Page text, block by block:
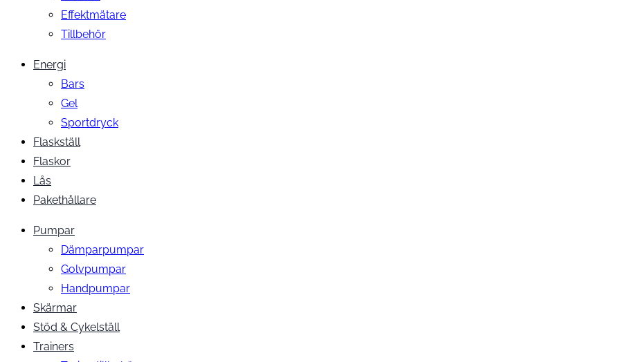
Effektmätare
Tillbehör
Energi
Bars
Gel
Sportdryck
Flaskställ
Flaskor
Lås
Pakethållare
Pumpar
Dämparpumpar
Golvpumpar
Handpumpar
Skärmar
Stöd & Cykelställ
Trainers